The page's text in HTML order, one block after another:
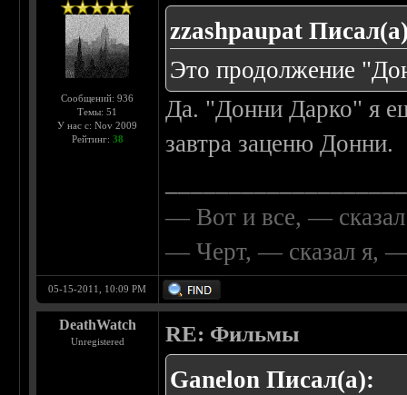
Сообщений: 936
Темы: 51
У нас с: Nov 2009
Рейтинг: 38
zzashpaupat
Это продолжение
Да. "Донни Дарко" я
завтра заценю Донни.
— Вот и все, —
— Черт, — сказал я, —
05-15-2011, 10:09 PM
DeathWatch
Unregistered RE: Фильмы
Ganelon Писал(а):